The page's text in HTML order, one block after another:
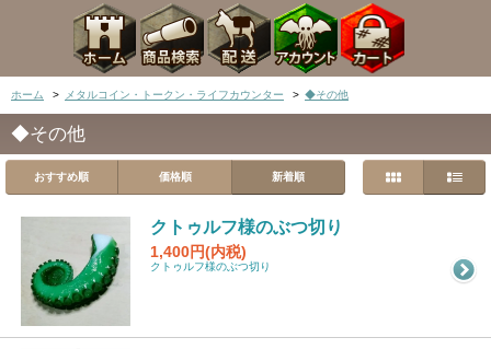
ホーム > メタルコイン・トークン・ライフカウンター > ◆その他
◆その他
おすすめ順 価格順 新着順
クトゥルフ様のぶつ切り
1,400円(内税)
クトゥルフ様のぶつ切り